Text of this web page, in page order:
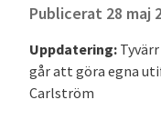
Publicerat 28 maj
Uppdatering:
går att göra egna
Carlström